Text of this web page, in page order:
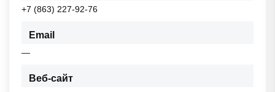
+7 (863) 227-92-76
Email
—
Веб-сайт